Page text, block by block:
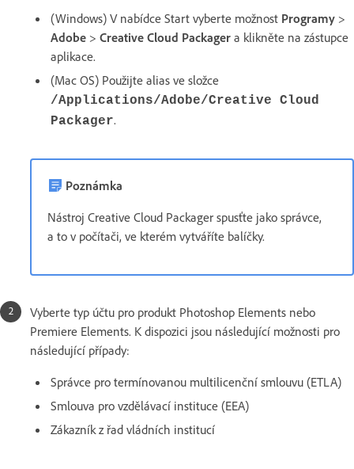
(Windows) V nabídce Start vyberte možnost Programy >
Adobe > Creative Cloud Packager a klikněte na zástupce
aplikace.
(Mac OS) Použijte alias ve složce
/Applications/Adobe/Creative Cloud
Packager.
Poznámka
Nástroj Creative Cloud Packager spusťte jako správce,
a to v počítači, ve kterém vytváříte balíčky.
Vyberte typ účtu pro produkt Photoshop Elements nebo
Premiere Elements. K dispozici jsou následující možnosti pro
následující případy:
Správce pro termínovanou multilicenční smlouvu (ETLA)
Smlouva pro vzdělávací instituce (EEA)
Zákazník z řad vládních institucí